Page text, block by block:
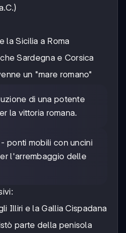
la Sicilia a Roma
Sardegna e Corsica
un "mare romano"
di una potente
la vittoria romana.
ponti mobili con uncini
l'arrembaggio delle
Illiri e la Gallia Cispadana
parte della penisola